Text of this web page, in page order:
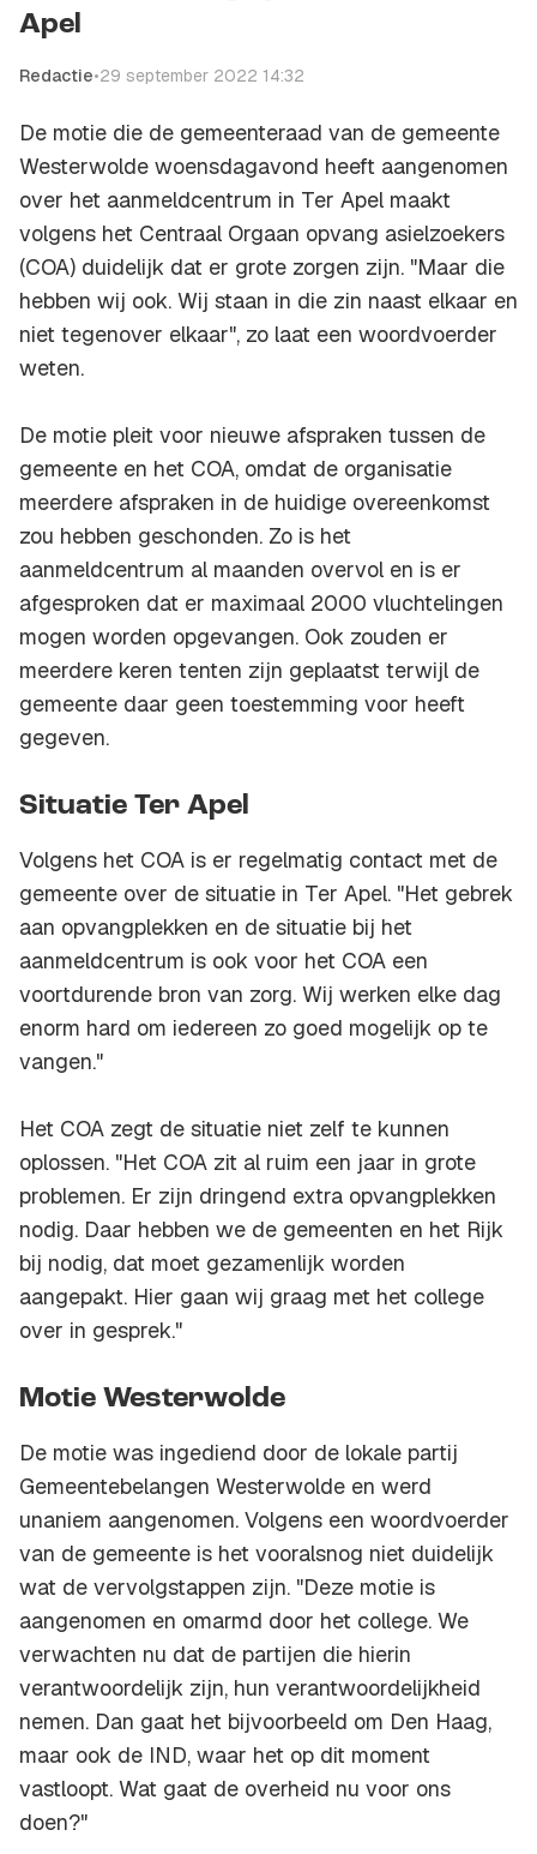
Apel
Redactie•29 september 2022 14:32
De motie die de gemeenteraad van de gemeente
Westerwolde woensdagavond heeft aangenomen
over het aanmeldcentrum in Ter Apel maakt
volgens het Centraal Orgaan opvang asielzoekers
(COA) duidelijk dat er grote zorgen zijn. "Maar die
hebben wij ook. Wij staan in die zin naast elkaar en
niet tegenover elkaar", zo laat een woordvoerder
weten.
De motie pleit voor nieuwe afspraken tussen de
gemeente en het COA, omdat de organisatie
meerdere afspraken in de huidige overeenkomst
zou hebben geschonden. Zo is het
aanmeldcentrum al maanden overvol en is er
afgesproken dat er maximaal 2000 vluchtelingen
mogen worden opgevangen. Ook zouden er
meerdere keren tenten zijn geplaatst terwijl de
gemeente daar geen toestemming voor heeft
gegeven.
Situatie Ter Apel
Volgens het COA is er regelmatig contact met de
gemeente over de situatie in Ter Apel. "Het gebrek
aan opvangplekken en de situatie bij het
aanmeldcentrum is ook voor het COA een
voortdurende bron van zorg. Wij werken elke dag
enorm hard om iedereen zo goed mogelijk op te
vangen."
Het COA zegt de situatie niet zelf te kunnen
oplossen. "Het COA zit al ruim een jaar in grote
problemen. Er zijn dringend extra opvangplekken
nodig. Daar hebben we de gemeenten en het Rijk
bij nodig, dat moet gezamenlijk worden
aangepakt. Hier gaan wij graag met het college
over in gesprek."
Motie Westerwolde
De motie was ingediend door de lokale partij
Gemeentebelangen Westerwolde en werd
unaniem aangenomen. Volgens een woordvoerder
van de gemeente is het vooralsnog niet duidelijk
wat de vervolgstappen zijn. "Deze motie is
aangenomen en omarmd door het college. We
verwachten nu dat de partijen die hierin
verantwoordelijk zijn, hun verantwoordelijkheid
nemen. Dan gaat het bijvoorbeeld om Den Haag,
maar ook de IND, waar het op dit moment
vastloopt. Wat gaat de overheid nu voor ons
doen?"